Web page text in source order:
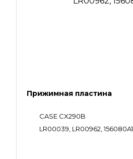
Прижимная пластина
CASE CX290B
LR00039, LR00962, 156080A1